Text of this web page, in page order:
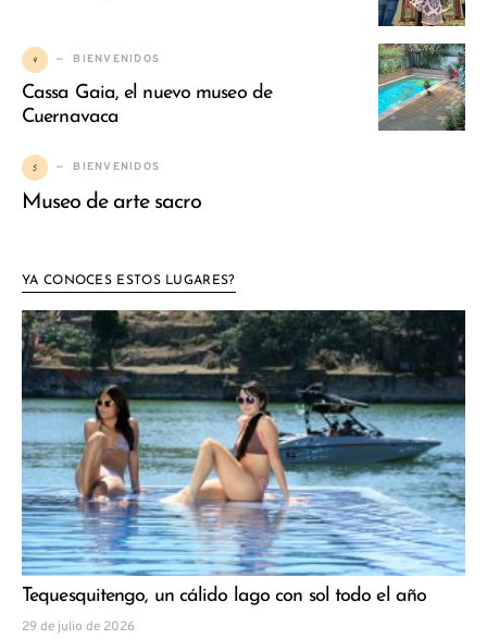
4 BIENVENIDOS
Cassa Gaia, el nuevo museo de
Cuernavaca
5 BIENVENIDOS
Museo de arte sacro
YA CONOCES ESTOS LUGARES?
Tequesquitengo, un cálido lago con sol todo el año
29 de julio de 2026